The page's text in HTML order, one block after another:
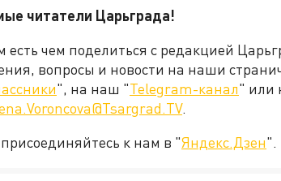
читатели Царьграда!
есть чем поделиться с редакцией
вопросы и новости на наши
", на наш "Telegram-канал" или
.
к нам в "Яндекс.Дзен".